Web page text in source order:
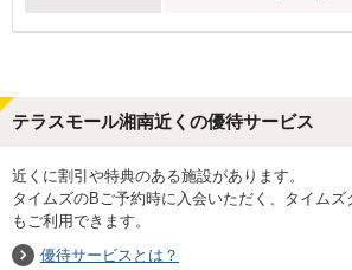
テラスモール湘南近くの優待サービス
近くに割引や特典のある施設があります。
タイムズのBご予約時に入会いただく、タイム
もご利用できます。
優待サービスとは？